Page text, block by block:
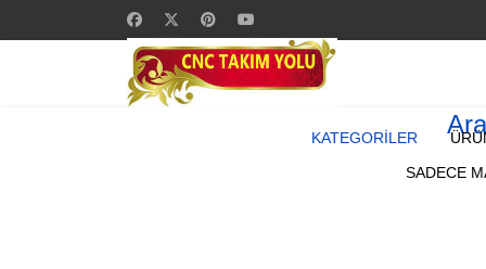
KATEGORİLER
SADECE